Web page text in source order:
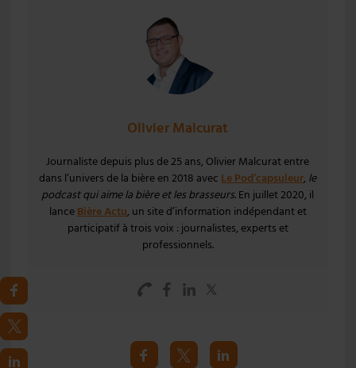
Olivier Malcurat
Journaliste depuis plus de 25 ans, Olivier Malcurat entre
dans l’univers de la bière en 2018 avecLe Pod’capsuleur, le
podcast qui aime la bière et les brasseurs. En juillet 2020, il
lanceBière Actu, un site d’information indépendant et
participatif à trois voix : journalistes, experts et
professionnels.